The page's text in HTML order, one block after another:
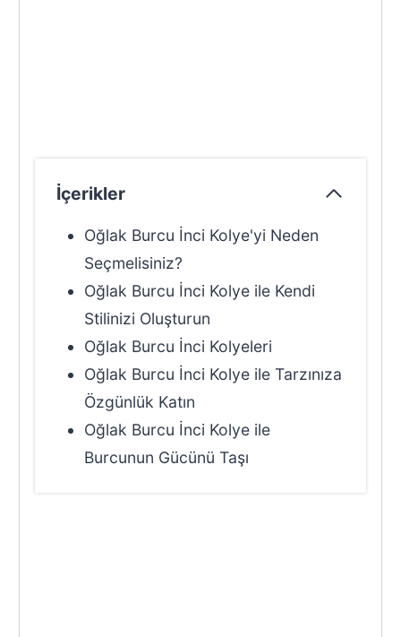
İçerikler
Oğlak Burcu İnci Kolye'yi Neden
Seçmelisiniz?
Oğlak Burcu İnci Kolye ile Kendi
Stilinizi Oluşturun
Oğlak Burcu İnci Kolyeleri
Oğlak Burcu İnci Kolye ile Tarzınıza
Özgünlük Katın
Oğlak Burcu İnci Kolye ile
Burcunun Gücünü Taşı